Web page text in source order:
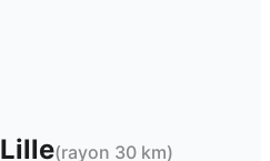
Lille(rayon 30 km)